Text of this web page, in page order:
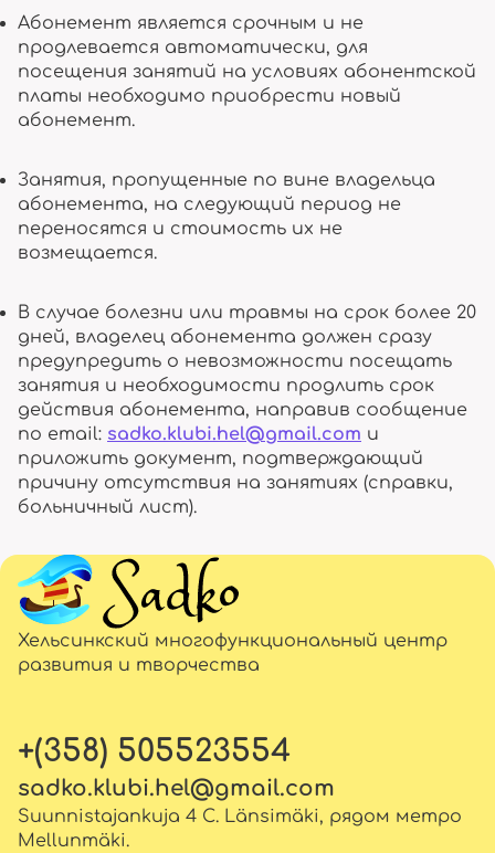
Абонемент является срочным и не
продлевается автоматически, для
посещения занятий на условиях абонентской
платы необходимо приобрести новый
абонемент.
Занятия, пропущенные по вине владельца
абонемента, на следующий период не
переносятся и стоимость их не
возмещается.
В случае болезни или травмы на срок более 20
дней, владелец абонемента должен сразу
предупредить о невозможности посещать
занятия и необходимости продлить срок
действия абонемента, направив сообщение
по email: sadko.klubi.hel@gmail.com и
приложить документ, подтверждающий
причину отсутствия на занятиях (справки,
больничный лист).
Хельсинкский многофункциональный центр
развития и творчества
+(358) 505523554
sadko.klubi.hel@gmail.com
Suunnistajankuja 4 C. Länsimäki, рядом метро
Mellunmäki.